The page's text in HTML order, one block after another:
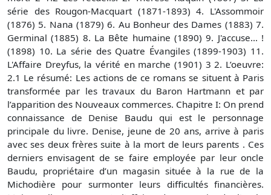
série des Rougon-Macquart (1871-1893) 4. L'Assommoir
(1876) 5. Nana (1879) 6. Au Bonheur des Dames (1883) 7.
Germinal (1885) 8. La Bête humaine (1890) 9. J'accuse… !
(1898) 10. La série des Quatre Évangiles (1899-1903) 11.
L'Affaire Dreyfus, la vérité en marche (1901) 3 2. L’oeuvre:
2.1 Le résumé: Les actions de ce romans se situent à Paris
transformée par les travaux du Baron Hartmann et par
l’apparition des Nouveaux commerces. Chapitre I: On prend
connaissance de Denise Baudu qui est le personnage
principale du livre. Denise, jeune de 20 ans, arrive à paris
avec ses deux frères suite à la mort de leurs parents . Ces
derniers envisagent de se faire employée par leur oncle
Baudu, propriétaire d’un magasin située à la rue de la
Michodière pour surmonter leurs difficultés financières.